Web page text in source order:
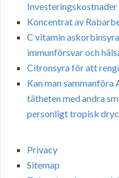
Investeringskostnader
Koncentrat av
C vitamin
immunförsvar och
Citronsyra för att
Kan man
tätheten med andra
personligt tropisk
Privacy
Sitemap